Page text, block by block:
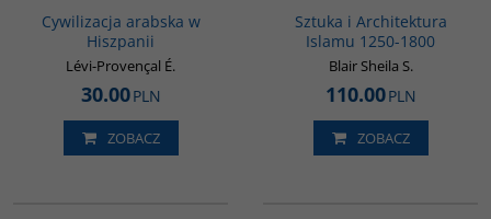
Cywilizacja arabska w
Hiszpanii
Lévi-Provençal É.
30.00PLN
ZOBACZ
Sztuka i Architektura
Islamu 1250-1800
Blair Sheila S.
110.00PLN
ZOBACZ